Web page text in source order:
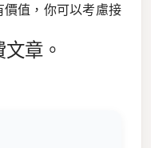
值，你可以考慮接
章。